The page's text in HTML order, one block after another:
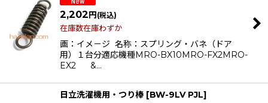
2,202円(税込)
在庫数在庫わずか
画：イメ－ジ 名称：スプリング・バネ（ドア
用）１台分適応機種MRO-BX10MRO-FX2MRO-
EX2 &…
日立洗濯機用・つり棒 [BW-9LV PJL]